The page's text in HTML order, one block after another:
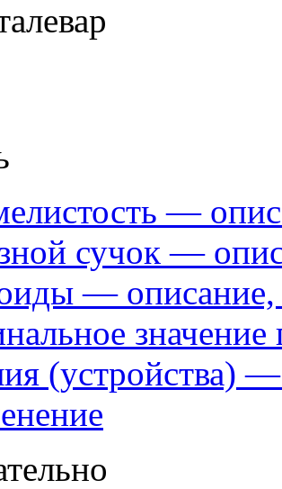
—
сучок —
— описание,
значение
(устройства)